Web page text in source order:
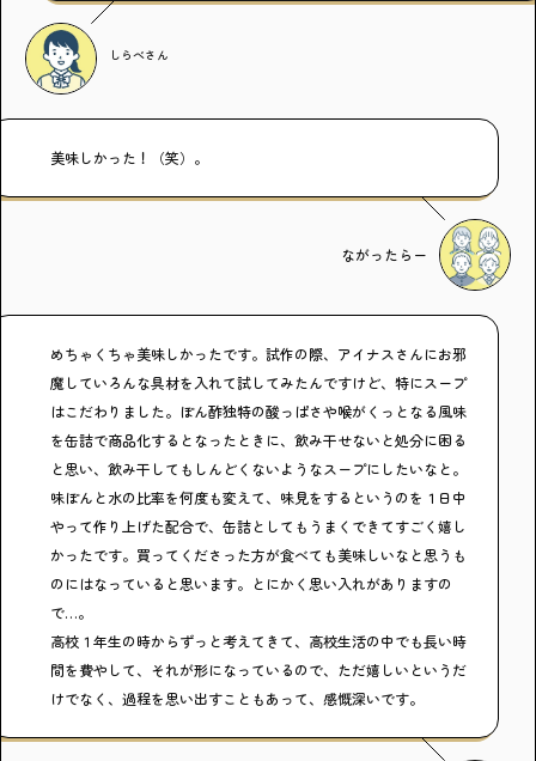
しらべさん
美味しかった！（笑）。
ながったらー
めちゃくちゃ美味しかったです。試作の際、アイナスさんにお邪
魔していろんな具材を入れて試してみたんですけど、特にスープ
はこだわりました。ぽん酢独特の酸っぱさや喉がくっとなる風味
を缶詰で商品化するとなったときに、飲み干せないと処分に困る
と思い、飲み干してもしんどくないようなスープにしたいなと。
味ぽんと水の比率を何度も変えて、味見をするというのを１日中
やって作り上げた配合で、缶詰としてもうまくできてすごく嬉し
かったです。買ってくださった方が食べても美味しいなと思うも
のにはなっていると思います。とにかく思い入れがありますの
で…。
高校１年生の時からずっと考えてきて、高校生活の中でも長い時
間を費やして、それが形になっているので、ただ嬉しいというだ
けでなく、過程を思い出すこともあって、感慨深いです。